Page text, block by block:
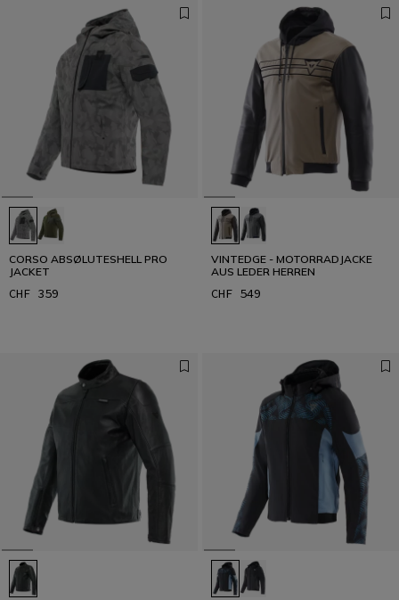
CORSO ABSØLUTESHELL PRO
JACKET
CHF 359
VINTEDGE - MOTORRADJACKE
AUS LEDER HERREN
CHF 549